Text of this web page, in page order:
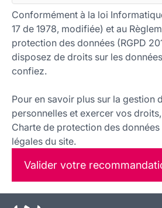
Conformément à la loi
17 de 1978, modifiée) et au
protection des données (RGPD
disposez de droits sur les
confiez.
Pour en savoir plus sur la gestion
personnelles et exercer vos
Charte de protection des
légales du site.
Valider votre